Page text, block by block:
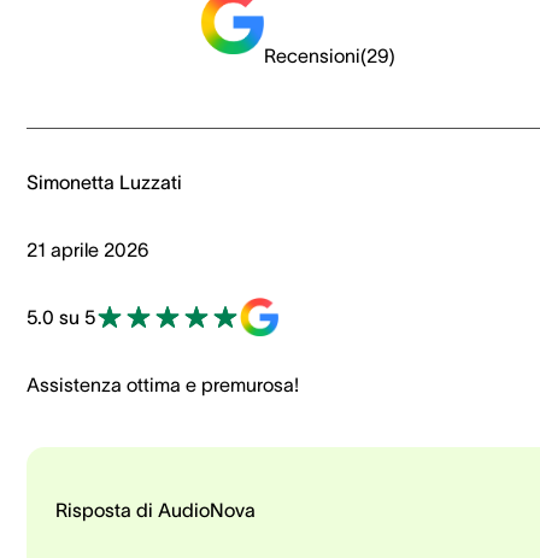
Recensioni(29)
Simonetta Luzzati
21 aprile 2026
5.0 su 5
Assistenza ottima e premurosa!
Risposta di AudioNova